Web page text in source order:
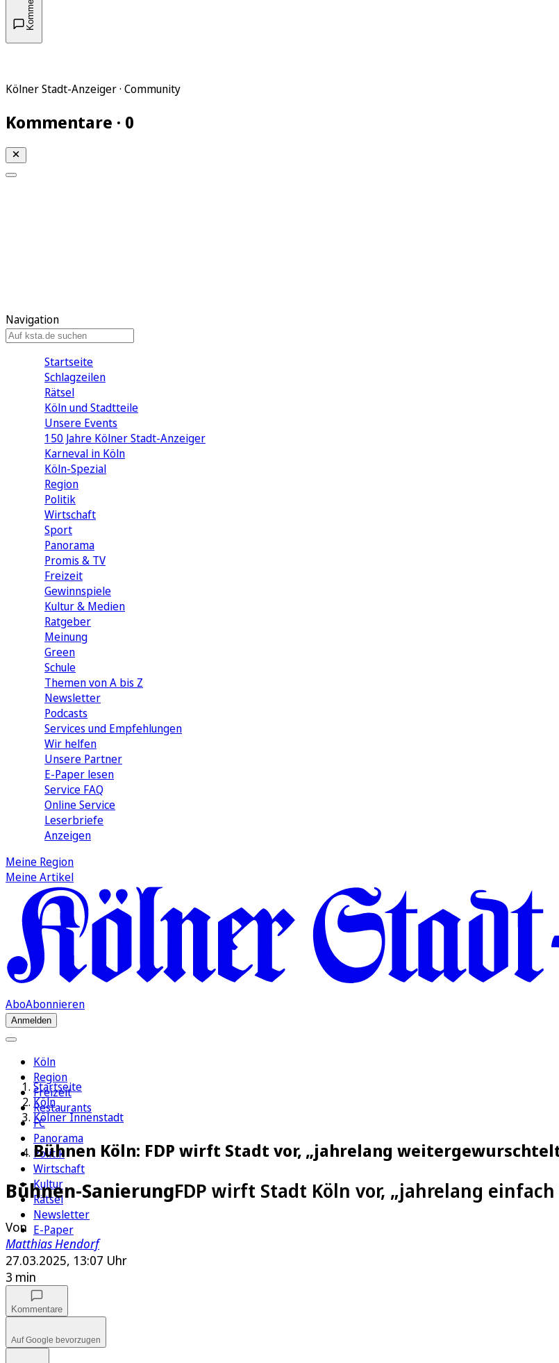
Kölner Stadt-Anzeiger · Community
Kommentare · 0
Navigation
Startseite
Schlagzeilen
Rätsel
Köln und Stadtteile
Unsere Events
150 Jahre Kölner Stadt-Anzeiger
Karneval in Köln
Köln-Spezial
Region
Politik
Wirtschaft
Sport
Panorama
Promis & TV
Freizeit
Gewinnspiele
Kultur & Medien
Ratgeber
Meinung
Green
Schule
Themen von A bis Z
Newsletter
Podcasts
Services und Empfehlungen
Wir helfen
Unsere Partner
E-Paper lesen
Service FAQ
Online Service
Leserbriefe
Anzeigen
Meine Region
Meine Artikel
AboAbonnieren
Anmelden
Köln
Region
Freizeit
Restaurants
FC
Panorama
Politik
Wirtschaft
Kultur
Rätsel
Newsletter
E-Paper
Startseite
Köln
Kölner Innenstadt
Bühnen Köln: FDP wirft Stadt vor, „jahrelang
Bühnen-SanierungFDP wirft Stadt Köln vor, „jahrelang
Von
Matthias Hendorf
27.03.2025, 13:07 Uhr
3 min
Kommentare
Auf Google bevorzugen